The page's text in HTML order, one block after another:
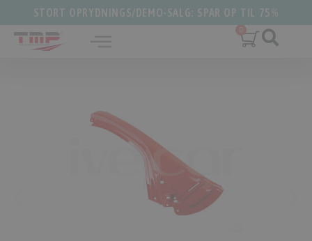
STORT OPRYDNINGS/DEMO-SALG: SPAR OP TIL 75%